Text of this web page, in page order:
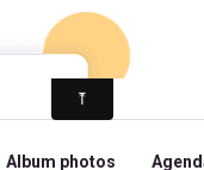
Album photos